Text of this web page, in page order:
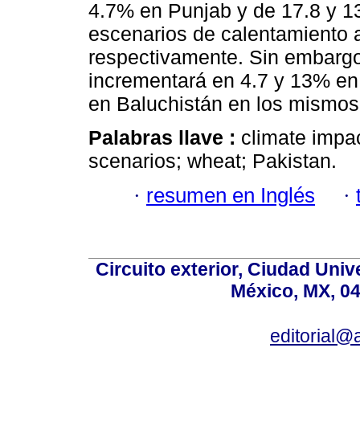
4.7% en Punjab y de 17.8 y
escenarios de calentamiento
respectivamente. Sin
incrementará en 4.7 y 13%
en Baluchistán en los
Palabras llave : climate
scenarios; wheat; Pakistan.
· resumen en Inglés ·
Circuito exterior, Ciudad
México, MX,